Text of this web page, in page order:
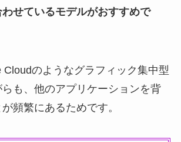
せているモデルがおすすめで
Cloudのようなグラフィック集中型
も、他のアプリケーションを背
頻繁にあるためです。